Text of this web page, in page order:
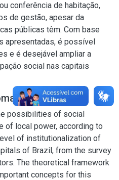
conferência de habitação,
de gestão, apesar da
públicas têm. Com base
apresentadas, é possível
e é desejável ampliar a
social nas capitais
possibilities of social
of local power, according to
of institutionalization of
of Brazil, from the survey
The theoretical framework
concepts for this